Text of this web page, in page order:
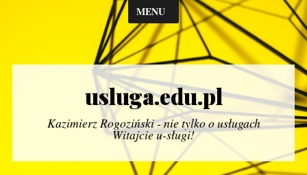
MENU
usluga.edu.pl
Kazimierz Rogoziński - nie tylko o usługach
Witajcie u-sługi!